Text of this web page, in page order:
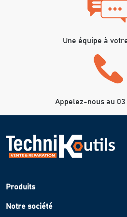
Une équipe à
Appelez-nous au 03
Produits
Notre société